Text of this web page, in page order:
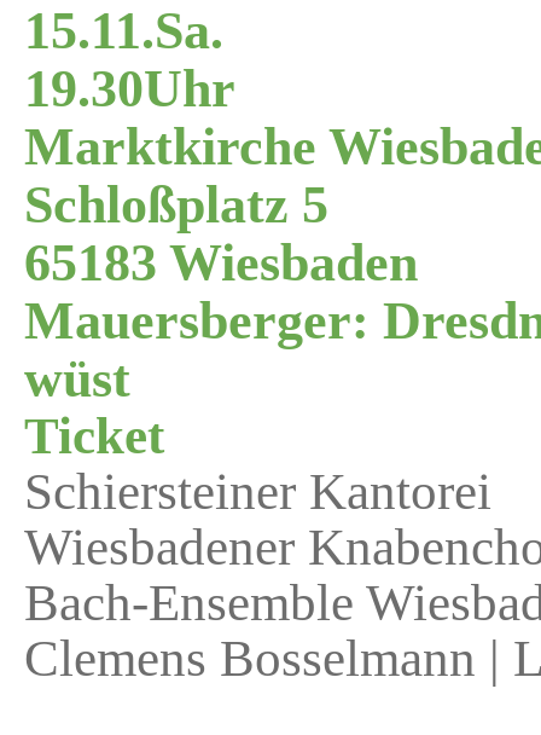
15.11.Sa.
19.30Uhr
Marktkirche
Schloßplatz 5
65183 Wiesbaden
Mauersberger:
wüst
Ticket
Schiersteiner Kantorei
Wiesbadener
Bach-Ensemble
Clemens Bosselmann |